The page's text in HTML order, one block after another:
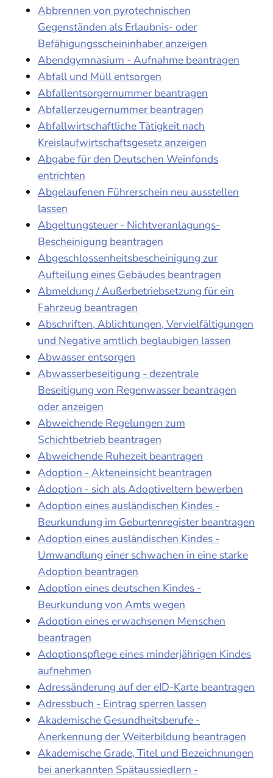
Abbrennen von pyrotechnischen
Gegenständen als Erlaubnis- oder
Befähigungsscheininhaber anzeigen
Abendgymnasium - Aufnahme beantragen
Abfall und Müll entsorgen
Abfallentsorgernummer beantragen
Abfallerzeugernummer beantragen
Abfallwirtschaftliche Tätigkeit nach
Kreislaufwirtschaftsgesetz anzeigen
Abgabe für den Deutschen Weinfonds
entrichten
Abgelaufenen Führerschein neu ausstellen
lassen
Abgeltungsteuer - Nichtveranlagungs-
Bescheinigung beantragen
Abgeschlossenheitsbescheinigung zur
Aufteilung eines Gebäudes beantragen
Abmeldung / Außerbetriebsetzung für ein
Fahrzeug beantragen
Abschriften, Ablichtungen, Vervielfältigungen
und Negative amtlich beglaubigen lassen
Abwasser entsorgen
Abwasserbeseitigung - dezentrale
Beseitigung von Regenwasser beantragen
oder anzeigen
Abweichende Regelungen zum
Schichtbetrieb beantragen
Abweichende Ruhezeit beantragen
Adoption - Akteneinsicht beantragen
Adoption - sich als Adoptiveltern bewerben
Adoption eines ausländischen Kindes -
Beurkundung im Geburtenregister beantragen
Adoption eines ausländischen Kindes -
Umwandlung einer schwachen in eine starke
Adoption beantragen
Adoption eines deutschen Kindes -
Beurkundung von Amts wegen
Adoption eines erwachsenen Menschen
beantragen
Adoptionspflege eines minderjährigen Kindes
aufnehmen
Adressänderung auf der eID-Karte beantragen
Adressbuch - Eintrag sperren lassen
Akademische Gesundheitsberufe -
Anerkennung der Weiterbildung beantragen
Akademische Grade, Titel und Bezeichnungen
bei anerkannten Spätaussiedlern -